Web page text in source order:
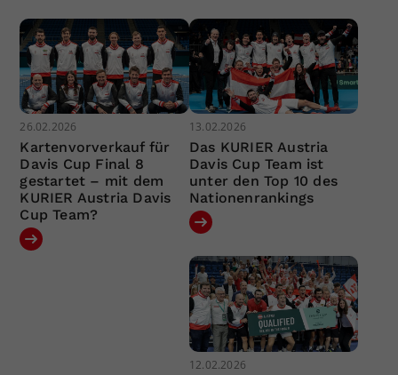
26.02.2026
Kartenvorverkauf für
Davis Cup Final 8
gestartet – mit dem
KURIER Austria Davis
Cup Team?
13.02.2026
Das KURIER Austria
Davis Cup Team ist
unter den Top 10 des
Nationenrankings
12.02.2026